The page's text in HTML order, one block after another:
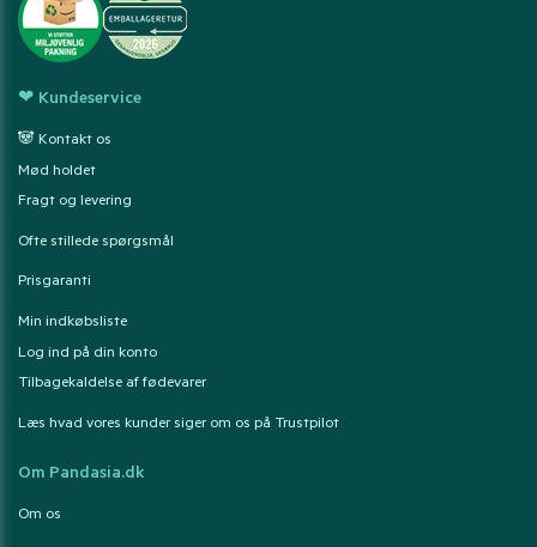
❤ Kundeservice
🐼 Kontakt os
Mød holdet
Fragt og levering
Ofte stillede spørgsmål
Prisgaranti
Min indkøbsliste
Log ind på din konto
Tilbagekaldelse af fødevarer
Læs hvad vores kunder siger om os på Trustpilot
Om Pandasia.dk
Om os